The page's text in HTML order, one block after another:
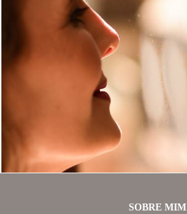
9383
SOBRE MIM